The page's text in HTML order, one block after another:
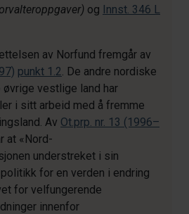
og Innst. 346 L
av Norfund fremgår av
punkt 1.2. De andre nordiske
vestlige land har
i sitt arbeid med å fremme
Av Ot.prp. nr. 13 (1996–
at «Nord-
understreket i sin
for en verden i endring
for velfungerende
innenfor